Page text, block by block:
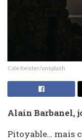
Cole Keister/unsplash
Alain Barbanel,
Pitoyable… mais